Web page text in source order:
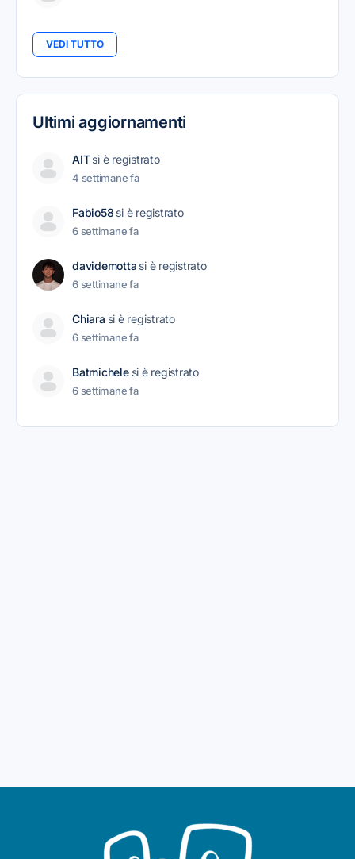
VEDI TUTTO
Ultimi aggiornamenti
AIT si è registrato
4 settimane fa
Fabio58 si è registrato
6 settimane fa
davidemotta si è registrato
6 settimane fa
Chiara si è registrato
6 settimane fa
Batmichele si è registrato
6 settimane fa